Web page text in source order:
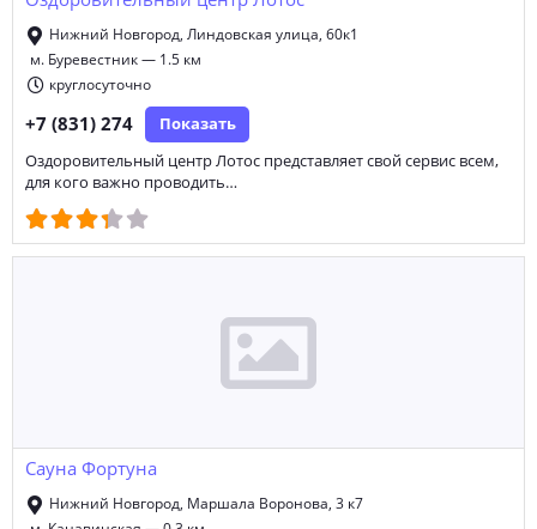
Нижний Новгород, Линдовская улица, 60к1
м. Буревестник — 1.5 км
круглосуточно
+7 (831) 274 Показать
Оздоровительный центр Лотос представляет свой сервис всем,
для кого важно проводить…
Сауна Фортуна
Нижний Новгород, Маршала Воронова, 3 к7